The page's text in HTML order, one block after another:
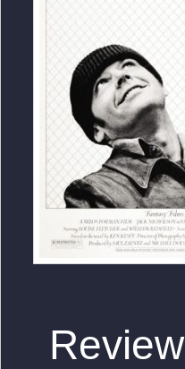
Review